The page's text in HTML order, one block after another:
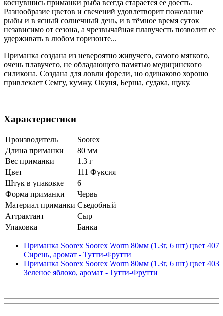
коснувшись приманки рыба всегда старается ее доесть.
Разнообразие цветов и свечений удовлетворит пожелание
рыбы и в ясный солнечный день, и в тёмное время суток
независимо от сезона, а чрезвычайная плавучесть позволит ее
удерживать в любом горизонте...
Приманка создана из невероятно живучего, самого мягкого,
очень плавучего, не обладающего памятью медицинского
силикона. Создана для ловли форели, но одинаково хорошо
привлекает Семгу, кумжу, Окуня, Берша, судака, щуку.
Характеристики
Производитель
Soorex
Длина приманки
80 мм
Вес приманки
1.3 г
Цвет
111 Фуксия
Штук в упаковке
6
Форма приманки
Червь
Материал приманки Съедобный
Аттрактант
Сыр
Упаковка
Банка
Приманка Soorex Soorex Worm 80мм (1.3г, 6 шт) цвет 407
Сирень, аромат - Тутти-Фрутти
Приманка Soorex Soorex Worm 80мм (1.3г, 6 шт) цвет 403
Зеленое яблоко, аромат - Тутти-Фрутти